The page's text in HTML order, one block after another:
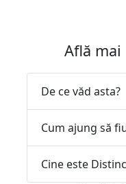
Află
De ce văd asta?
Cum ajung să
Cine este